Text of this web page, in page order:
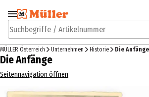
Zur Navigation
springen
Zum
Suchbegriffe / Artikelnummer
MÜLLER Österreich Unternehmen Historie Die Anfänge
Die Anfänge
Seitennavigation öffnen